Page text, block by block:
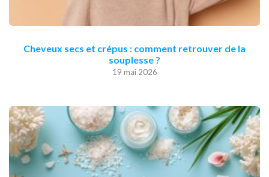
Cheveux secs et crépus : comment retrouver de la
souplesse ?
19 mai 2026